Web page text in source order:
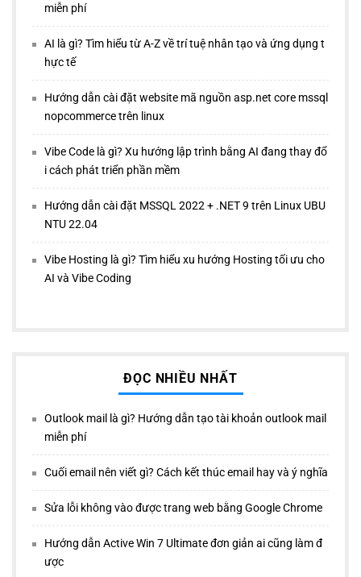
miễn phí
AI là gì? Tìm hiểu từ A-Z về trí tuệ nhân tạo và ứng dụng t
hực tế
Hướng dẫn cài đặt website mã nguồn asp.net core mssql
nopcommerce trên linux
Vibe Code là gì? Xu hướng lập trình bằng AI đang thay đổ
i cách phát triển phần mềm
Hướng dẫn cài đặt MSSQL 2022 + .NET 9 trên Linux UBU
NTU 22.04
Vibe Hosting là gì? Tìm hiểu xu hướng Hosting tối ưu cho
AI và Vibe Coding
ĐỌC NHIỀU NHẤT
Outlook mail là gì? Hướng dẫn tạo tài khoản outlook mail
miễn phí
Cuối email nên viết gì? Cách kết thúc email hay và ý nghĩa
Sửa lỗi không vào được trang web bằng Google Chrome
Hướng dẫn Active Win 7 Ultimate đơn giản ai cũng làm đ
ược